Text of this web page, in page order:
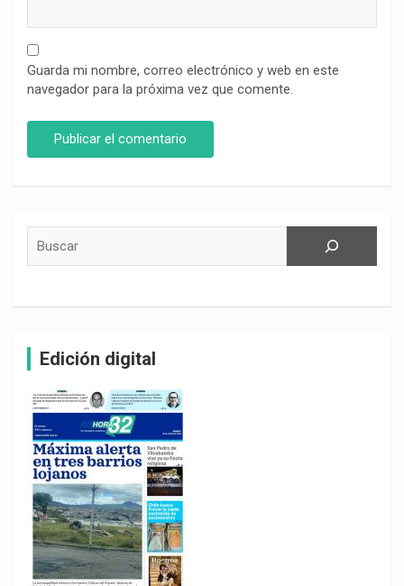
Guarda mi nombre, correo electrónico y web en este
navegador para la próxima vez que comente.
Edición digital